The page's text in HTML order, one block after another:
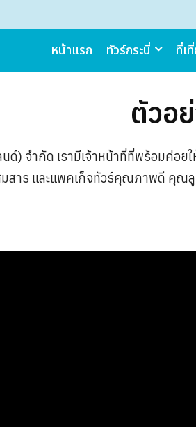
หน้าแรก ทัวร์กระบี่ ที่เ
ตัวอ
นด์) จำกัด เรามีเจ้าหน้าที่ที่พร้อมค่
มสาร และแพคเก็จทัวร์คุณภาพดี คุณ